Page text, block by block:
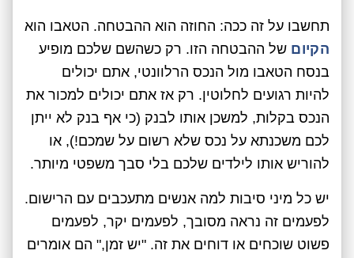
תחשבו על זה ככה: החוזה הוא ההבטחה. הטאבו הוא
הקיום של ההבטחה הזו. רק כשהשם שלכם מופיע
בנסח הטאבו מול הנכס הרלוונטי, אתם יכולים
להיות רגועים לחלוטין. רק אז אתם יכולים למכור את
הנכס בקלות, למשכן אותו לבנק (כי אף בנק לא ייתן
לכם משכנתא על נכס שלא רשום על שמכם!), או
להוריש אותו לילדים שלכם בלי סבך משפטי מיותר.
יש כל מיני סיבות למה אנשים מתעכבים עם הרישום.
לפעמים זה נראה מסובך, לפעמים יקר, לפעמים
פשוט שוכחים או דוחים את זה. "יש זמן," הם אומרים